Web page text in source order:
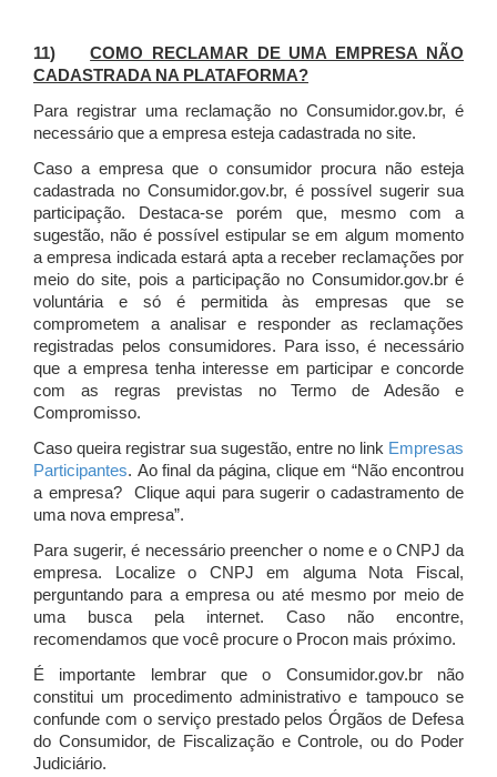
11)COMO RECLAMAR DE UMA EMPRESA NÃO
CADASTRADA NA PLATAFORMA?
Para registrar uma reclamação no Consumidor.gov.br, é
necessário que a empresa esteja cadastrada no site.
Caso a empresa que o consumidor procura não esteja
cadastrada no Consumidor.gov.br, é possível sugerir sua
participação. Destaca-se porém que, mesmo com a
sugestão, não é possível estipular se em algum momento
a empresa indicada estará apta a receber reclamações por
meio do site, pois a participação no Consumidor.gov.br é
voluntária e só é permitida às empresas que se
comprometem a analisar e responder as reclamações
registradas pelos consumidores. Para isso, é necessário
que a empresa tenha interesse em participar e concorde
com as regras previstas no Termo de Adesão e
Compromisso.
Caso queira registrar sua sugestão, entre no link Empresas
Participantes. Ao final da página, clique em “Não encontrou
a empresa? Clique aqui para sugerir o cadastramento de
uma nova empresa”.
Para sugerir, é necessário preencher o nome e o CNPJ da
empresa. Localize o CNPJ em alguma Nota Fiscal,
perguntando para a empresa ou até mesmo por meio de
uma busca pela internet. Caso não encontre,
recomendamos que você procure o Procon mais próximo.
É importante lembrar que o Consumidor.gov.br não
constitui um procedimento administrativo e tampouco se
confunde com o serviço prestado pelos Órgãos de Defesa
do Consumidor, de Fiscalização e Controle, ou do Poder
Judiciário.